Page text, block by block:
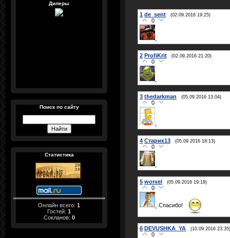
Дилеры
Поиск по сайту
Статистика
Онлайн всего: 1
Гостей: 1
Сокланов: 0
1 de_sent (02.09.2016 19:25)
0
2 ProfiKrit (02.09.2016 21:20)
0
3 thedarkman (05.09.2016 13:04)
0
4 Старик13 (05.09.2016 18:13)
0
5 worxel (05.09.2016 19:19)
0
Спасибо!
6 DEVUSHKA_YA (10.09.2016 23:35)
0